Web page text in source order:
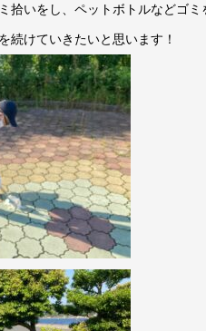
拾いをし、ペットボトルなどゴミ
続けていきたいと思います！